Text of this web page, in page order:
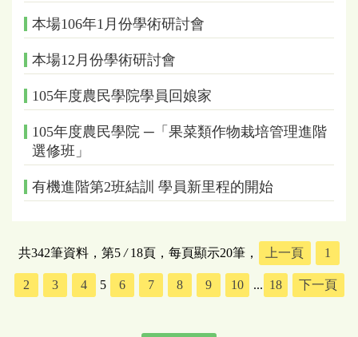
本場106年1月份學術研討會
本場12月份學術研討會
105年度農民學院學員回娘家
105年度農民學院 ─「果菜類作物栽培管理進階
選修班」
有機進階第2班結訓 學員新里程的開始
共342筆資料，第5/18頁，每頁顯示20筆， 上一頁 1
2 3 4 5 6 7 8 9 10 ... 18 下一頁